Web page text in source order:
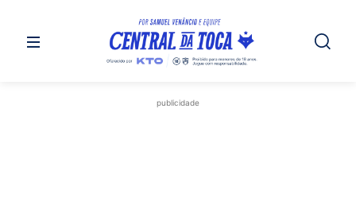
publicidade